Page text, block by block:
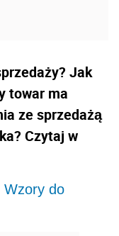
Jak
towar ma
ze sprzedażą
Czytaj w
Wzory do